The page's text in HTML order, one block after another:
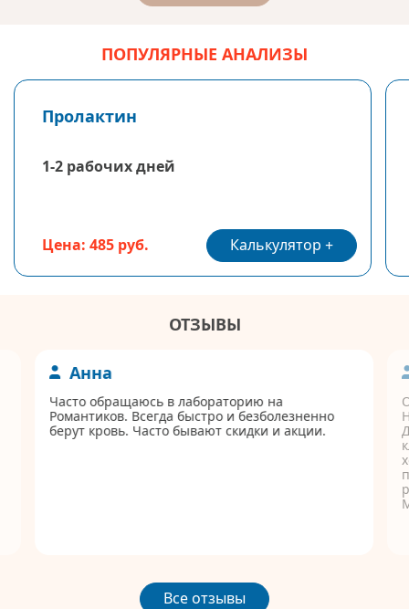
ПОПУЛЯРНЫЕ АНАЛИЗЫ
Пролактин
1-2 рабочих дней
Цена: 485 руб. Калькулятор
ОТЗЫВЫ
Анна
Часто обращаюсь в лабораторию на
Романтиков. Всегда быстро и безболезненно
берут кровь. Часто бывают скидки и акции.
Все отзывы